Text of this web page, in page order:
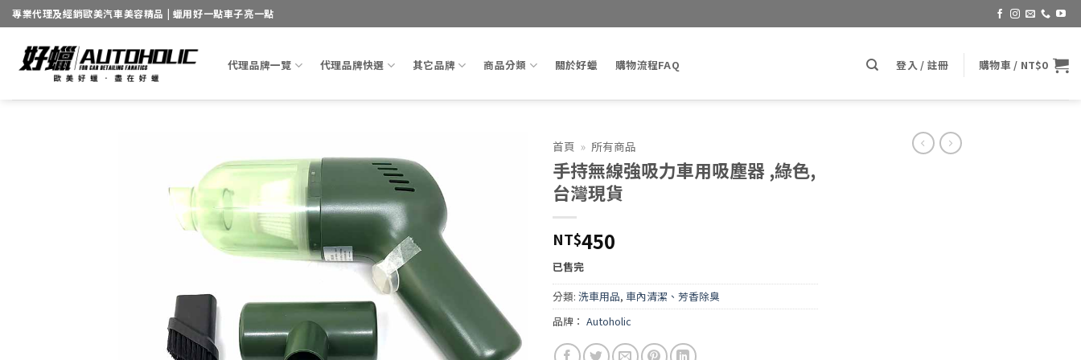
Skip
to
content
專業代理及經銷歐美汽車美容精品 | 蠟用好一點車子亮一點
代理品牌一覽 代理品牌快選 其它品牌 商品分類 關於好蠟 購物流程FAQ 登入 / 註冊 購物車 / NT$0
首頁 » 所有商品
手持無線強吸力車用吸塵器 ,綠色,
台灣現貨
NT$450
已售完
分類: 洗車用品, 車內清潔、芳香除臭
品牌： Autoholic